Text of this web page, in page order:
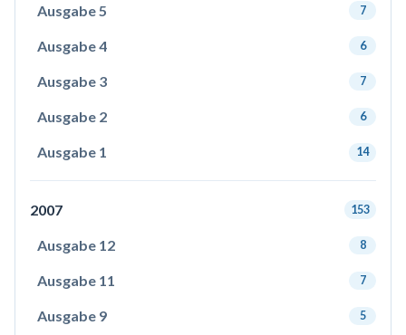
Ausgabe 5 7
Ausgabe 4 6
Ausgabe 3 7
Ausgabe 2 6
Ausgabe 1 14
2007 153
Ausgabe 12 8
Ausgabe 11 7
Ausgabe 9 5